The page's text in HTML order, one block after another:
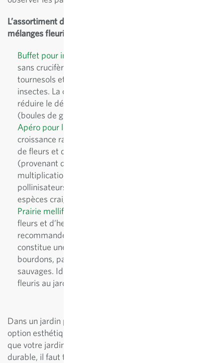
L’assortiment de Sativa propose trois superbes
mélanges fleuris
Buffet pour insectes
sans crucifères. Contient des vesces, du trèfle, des
tournesols et d’autres plantes qui nourrissent les
insectes. La croissance rapide des plantes permet de
réduire le désherbage. Convient bien aux seedballs
(boules de graines).
Apéro pour les abeilles
croissance rapide pour bandes fleuries. Ce mélange
de fleurs et d’herbes sauvages d’écotypes suisses
(provenant de la cueillette sauvage en Suisse ou de
multiplication) fournit une riche alimentation aux
pollinisateurs et autres organismes utiles. Certaines
espèces craignent les gelées.
Prairie mellifère Mellifera
fleurs et d’herbes aromatiques annuelles est
recommandé par l’association Mellifera e.V. Il
constitue une offre riche en nectar et pollen pour les
bourdons, papillons, abeilles domestiques et
sauvages. Idéal pour les petites surfaces et les îlots
fleuris au jardin, il favorise en outre la fertilité du sol.
Dans un jardin privé, les engrais verts constituent une
option esthétique pour un entretien naturel du sol. Pour
que votre jardin fournisse des légumes de manière
durable, il faut tenir compte de l'équilibre en éléments